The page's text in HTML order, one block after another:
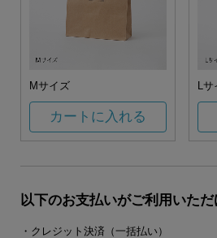
Mサイズ
カートに入れる
Lサ
以下のお支払いがご利用いた
・クレジット決済（一括払い）